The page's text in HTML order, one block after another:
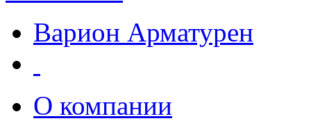
Варион Арматурен
О компании